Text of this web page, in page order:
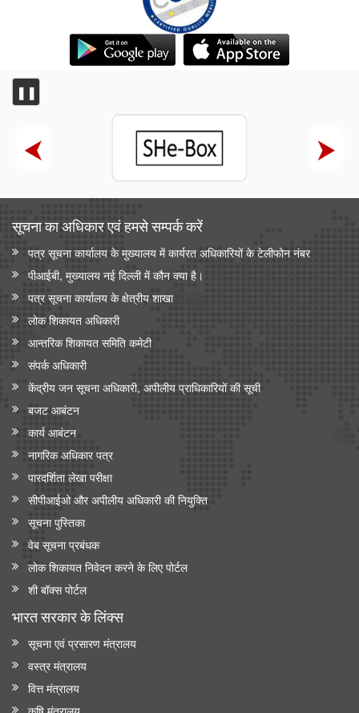
❚❚
सूचना का अधिकार एवं हमसे सम्‍पर्क करें
पत्र सूचना कार्यालय के मुख्यालय में कार्यरत अधिकारियों के टेलीफोन नंबर
पीआईबी, मुख्यालय नई दिल्ली में कौन क्या है।
पत्र सूचना कार्यालय के क्षेत्रीय शाखा
लोक शिकायत अधिकारी
आन्‍तरिक शिकायत समिति कमेटी
संपर्क अधिकारी
केंद्रीय जन सूचना अधिकारी, अपीलीय प्राधिकारियों की सूची
बजट आबंटन
कार्य आबंटन
नागरिक अधिकार पत्र
पारदर्शिता लेखा परीक्षा
सीपीआईओ और अपी‍लीय अधिकारी की नियुक्ति
सूचना पुस्तिका
वेब सूचना प्रबंधक
लोक शिकायत निवेदन करने के लिए पोर्टल
शी बॉक्स पोर्टल
भारत सरकार के लिंक्‍स
सूचना एवं प्रसारण मंत्रालय
वस्त्र मंत्रालय
वित्त मंत्रालय